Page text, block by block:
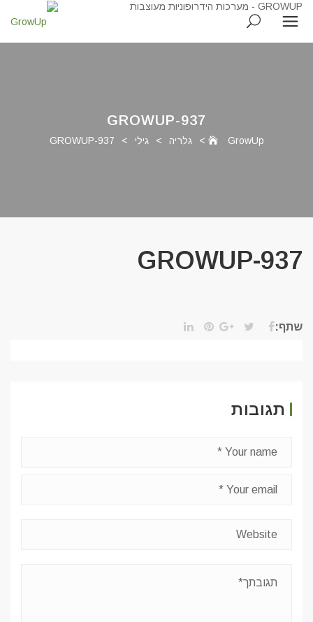
GROWUP-937
GrowUp
> גלריה > גילי >
GROWUP-937
GROWUP-937
שתף:
תגובות